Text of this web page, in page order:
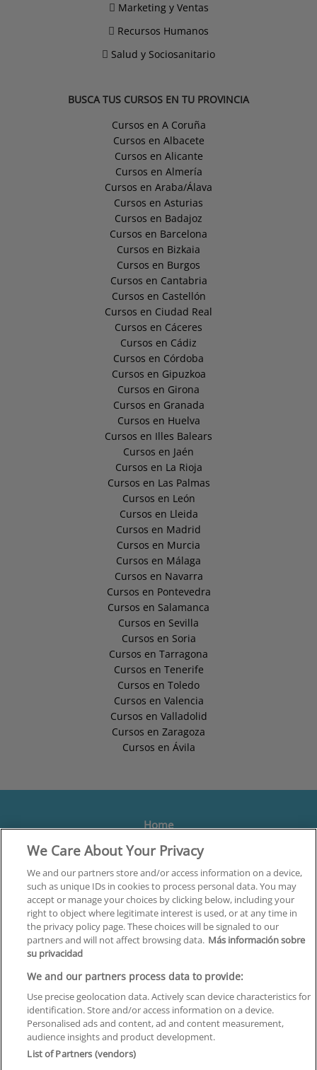
Marketing y Ventas
Recursos Humanos
Salud y Sociosanitario
BUSCA TUS CURSOS EN TU PROVINCIA
Cursos en A Coruña
Cursos en Albacete
Cursos en Alicante
Cursos en Almería
Cursos en Araba/Álava
Cursos en Asturias
Cursos en Badajoz
Cursos en Barcelona
Cursos en Bizkaia
Cursos en Burgos
Cursos en Cantabria
Cursos en Castellón
Cursos en Ciudad Real
Cursos en Cáceres
Cursos en Cádiz
Cursos en Córdoba
Cursos en Gipuzkoa
Cursos en Girona
Cursos en Granada
Cursos en Huelva
Cursos en Illes Balears
Cursos en Jaén
Cursos en La Rioja
Cursos en Las Palmas
Cursos en León
Cursos en Lleida
Cursos en Madrid
Cursos en Murcia
Cursos en Málaga
Cursos en Navarra
Cursos en Pontevedra
Cursos en Salamanca
Cursos en Sevilla
Cursos en Soria
Cursos en Tarragona
Cursos en Tenerife
Cursos en Toledo
Cursos en Valencia
Cursos en Valladolid
Cursos en Zaragoza
Cursos en Ávila
Home
Formación
Centros
Orientación
Quiénes somos
Contacta
Aviso Legal
Política de Privacidad
Política de Cookies
Canal Ético
We Care About Your Privacy
We and our partners store and/or access information on a device,
such as unique IDs in cookies to process personal data. You may
accept or manage your choices by clicking below, including your
right to object where legitimate interest is used, or at any time in
the privacy policy page. These choices will be signaled to our
partners and will not affect browsing data. Más información sobre
su privacidad
We and our partners process data to provide:
Use precise geolocation data. Actively scan device characteristics for
identification. Store and/or access information on a device.
Personalised ads and content, ad and content measurement,
audience insights and product development.
List of Partners (vendors)